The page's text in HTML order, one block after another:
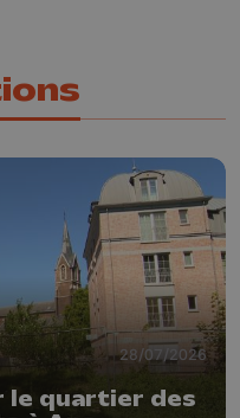
28/07/2026
le quartier des